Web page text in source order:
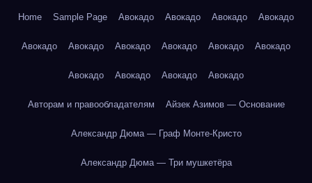
Home Sample Page Авокадо Авокадо Авокадо Авокадо
Авокадо Авокадо Авокадо Авокадо Авокадо Авокадо
Авокадо Авокадо Авокадо Авокадо
Авторам и правообладателям Айзек Азимов — Основание
Александр Дюма — Граф Монте-Кристо
Александр Дюма — Три мушкетёра